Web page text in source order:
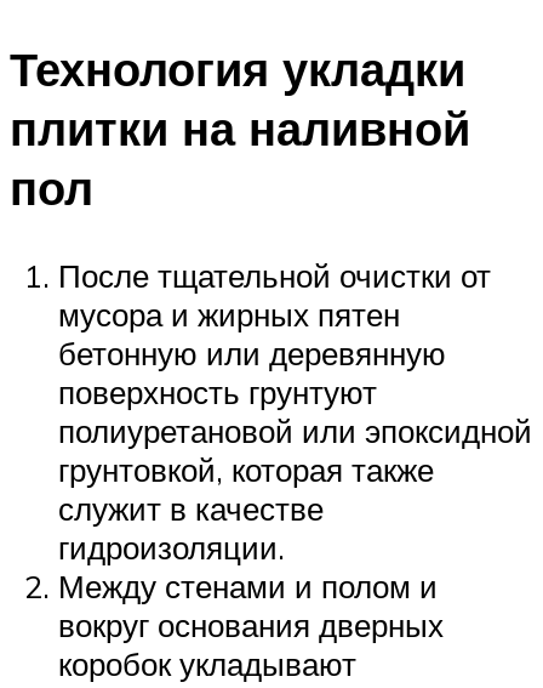
Технология укладки
плитки на наливной
пол
После тщательной очистки от
мусора и жирных пятен
бетонную или деревянную
поверхность грунтуют
полиуретановой или эпоксидной
грунтовкой, которая также
служит в качестве
гидроизоляции.
Между стенами и полом и
вокруг основания дверных
коробок укладывают